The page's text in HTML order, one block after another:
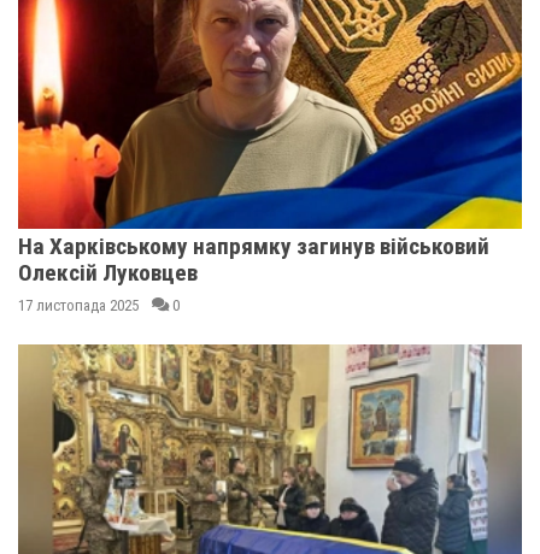
На Харківському напрямку загинув військовий
Олексій Луковцев
17 листопада 2025 0